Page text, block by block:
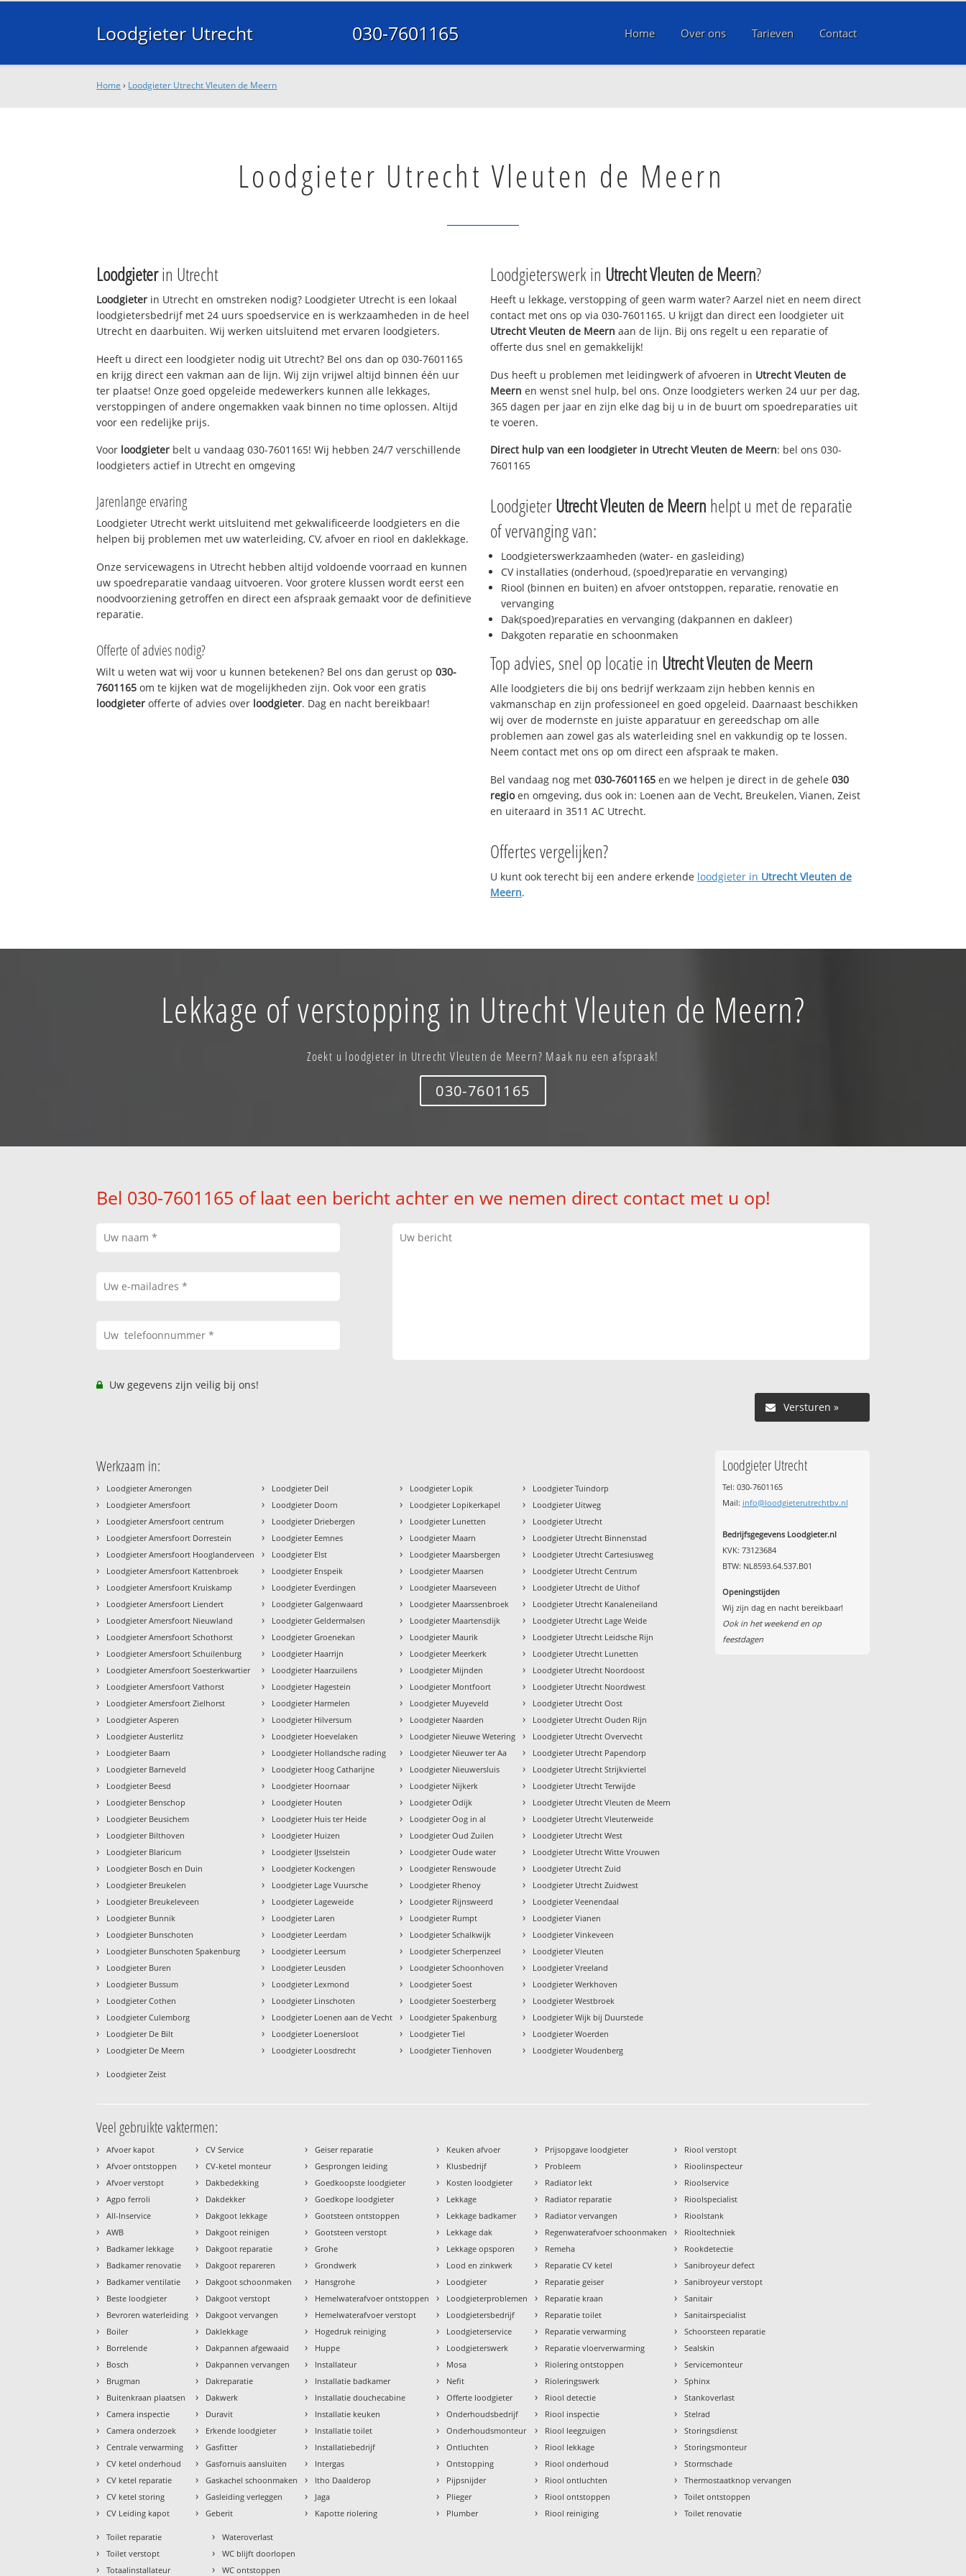
Loodgieter Utrecht 030-7601165 Home Over ons Tarieven Contact
Home › Loodgieter Utrecht Vleuten de Meern
Loodgieter Utrecht Vleuten de Meern
Loodgieterin Utrecht
Loodgieter in Utrecht en omstreken nodig? Loodgieter Utrecht is een lokaal
loodgietersbedrijf met 24 uurs spoedservice en is werkzaamheden in de heel
Utrecht en daarbuiten. Wij werken uitsluitend met ervaren loodgieters.
Heeft u direct een loodgieter nodig uit Utrecht? Bel ons dan op 030-7601165
en krijg direct een vakman aan de lijn. Wij zijn vrijwel altijd binnen één uur
ter plaatse! Onze goed opgeleide medewerkers kunnen alle lekkages,
verstoppingen of andere ongemakken vaak binnen no time oplossen. Altijd
voor een redelijke prijs.
Voor loodgieter belt u vandaag 030-7601165! Wij hebben 24/7 verschillende
loodgieters actief in Utrecht en omgeving
Jarenlange ervaring
Loodgieter Utrecht werkt uitsluitend met gekwalificeerde loodgieters en die
helpen bij problemen met uw waterleiding, CV, afvoer en riool en daklekkage.
Onze servicewagens in Utrecht hebben altijd voldoende voorraad en kunnen
uw spoedreparatie vandaag uitvoeren. Voor grotere klussen wordt eerst een
noodvoorziening getroffen en direct een afspraak gemaakt voor de definitieve
reparatie.
Offerte of advies nodig?
Wilt u weten wat wij voor u kunnen betekenen? Bel ons dan gerust op030-
7601165 om te kijken wat de mogelijkheden zijn. Ook voor een gratis
loodgieter offerte of advies over loodgieter. Dag en nacht bereikbaar!
Loodgieterswerk in Utrecht Vleuten de Meern?
Heeft u lekkage, verstopping of geen warm water? Aarzel niet en neem direct
contact met ons op via 030-7601165. U krijgt dan direct een loodgieter uit
Utrecht Vleuten de Meern aan de lijn. Bij ons regelt u een reparatie of
offerte dus snel en gemakkelijk!
Dus heeft u problemen met leidingwerk of afvoeren in Utrecht Vleuten de
Meern en wenst snel hulp, bel ons. Onze loodgieters werken 24 uur per dag,
365 dagen per jaar en zijn elke dag bij u in de buurt om spoedreparaties uit
te voeren.
Direct hulp van een loodgieter in Utrecht Vleuten de Meern: bel ons 030-
7601165
LoodgieterUtrecht Vleuten de Meern helpt u met de reparatie
of vervanging van:
Loodgieterswerkzaamheden (water- en gasleiding)
CV installaties (onderhoud, (spoed)reparatie en vervanging)
Riool (binnen en buiten) en afvoer ontstoppen, reparatie, renovatie en
vervanging
Dak(spoed)reparaties en vervanging (dakpannen en dakleer)
Dakgoten reparatie en schoonmaken
Top advies, snel op locatie in Utrecht Vleuten de Meern
Alle loodgieters die bij ons bedrijf werkzaam zijn hebben kennis en
vakmanschap en zijn professioneel en goed opgeleid. Daarnaast beschikken
wij over de modernste en juiste apparatuur en gereedschap om alle
problemen aan zowel gas als waterleiding snel en vakkundig op te lossen.
Neem contact met ons op om direct een afspraak te maken.
Bel vandaag nog met 030-7601165 en we helpen je direct in de gehele 030
regioen omgeving, dus ook in: Loenen aan de Vecht, Breukelen, Vianen, Zeist
en uiteraard in 3511 AC Utrecht.
Offertes vergelijken?
U kunt ook terecht bij een andere erkende loodgieter in Utrecht Vleuten de
Meern.
Lekkage of verstopping in Utrecht Vleuten de Meern?
Zoekt u loodgieter in Utrecht Vleuten de Meern? Maak nu een afspraak!
030-7601165
Bel 030-7601165 of laat een bericht achter en we nemen direct contact met u op!
Uw gegevens zijn veilig bij ons!
Versturen »
Werkzaam in:
› Loodgieter Amerongen
› Loodgieter Amersfoort
› Loodgieter Amersfoort centrum
› Loodgieter Amersfoort Dorrestein
› Loodgieter Amersfoort Hooglanderveen
› Loodgieter Amersfoort Kattenbroek
› Loodgieter Amersfoort Kruiskamp
› Loodgieter Amersfoort Liendert
› Loodgieter Amersfoort Nieuwland
› Loodgieter Amersfoort Schothorst
› Loodgieter Amersfoort Schuilenburg
› Loodgieter Amersfoort Soesterkwartier
› Loodgieter Amersfoort Vathorst
› Loodgieter Amersfoort Zielhorst
› Loodgieter Asperen
› Loodgieter Austerlitz
› Loodgieter Baarn
› Loodgieter Barneveld
› Loodgieter Beesd
› Loodgieter Benschop
› Loodgieter Beusichem
› Loodgieter Bilthoven
› Loodgieter Blaricum
› Loodgieter Bosch en Duin
› Loodgieter Breukelen
› Loodgieter Breukeleveen
› Loodgieter Bunnik
› Loodgieter Bunschoten
› Loodgieter Bunschoten Spakenburg
› Loodgieter Buren
› Loodgieter Bussum
› Loodgieter Cothen
› Loodgieter Culemborg
› Loodgieter De Bilt
› Loodgieter De Meern
› Loodgieter Deil
› Loodgieter Doorn
› Loodgieter Driebergen
› Loodgieter Eemnes
› Loodgieter Elst
› Loodgieter Enspeik
› Loodgieter Everdingen
› Loodgieter Galgenwaard
› Loodgieter Geldermalsen
› Loodgieter Groenekan
› Loodgieter Haarrijn
› Loodgieter Haarzuilens
› Loodgieter Hagestein
› Loodgieter Harmelen
› Loodgieter Hilversum
› Loodgieter Hoevelaken
› Loodgieter Hollandsche rading
› Loodgieter Hoog Catharijne
› Loodgieter Hoornaar
› Loodgieter Houten
› Loodgieter Huis ter Heide
› Loodgieter Huizen
› Loodgieter IJsselstein
› Loodgieter Kockengen
› Loodgieter Lage Vuursche
› Loodgieter Lageweide
› Loodgieter Laren
› Loodgieter Leerdam
› Loodgieter Leersum
› Loodgieter Leusden
› Loodgieter Lexmond
› Loodgieter Linschoten
› Loodgieter Loenen aan de Vecht
› Loodgieter Loenersloot
› Loodgieter Loosdrecht
› Loodgieter Lopik
› Loodgieter Lopikerkapel
› Loodgieter Lunetten
› Loodgieter Maarn
› Loodgieter Maarsbergen
› Loodgieter Maarsen
› Loodgieter Maarseveen
› Loodgieter Maarssenbroek
› Loodgieter Maartensdijk
› Loodgieter Maurik
› Loodgieter Meerkerk
› Loodgieter Mijnden
› Loodgieter Montfoort
› Loodgieter Muyeveld
› Loodgieter Naarden
› Loodgieter Nieuwe Wetering
› Loodgieter Nieuwer ter Aa
› Loodgieter Nieuwersluis
› Loodgieter Nijkerk
› Loodgieter Odijk
› Loodgieter Oog in al
› Loodgieter Oud Zuilen
› Loodgieter Oude water
› Loodgieter Renswoude
› Loodgieter Rhenoy
› Loodgieter Rijnsweerd
› Loodgieter Rumpt
› Loodgieter Schalkwijk
› Loodgieter Scherpenzeel
› Loodgieter Schoonhoven
› Loodgieter Soest
› Loodgieter Soesterberg
› Loodgieter Spakenburg
› Loodgieter Tiel
› Loodgieter Tienhoven
› Loodgieter Tuindorp
› Loodgieter Uitweg
› Loodgieter Utrecht
› Loodgieter Utrecht Binnenstad
› Loodgieter Utrecht Cartesiusweg
› Loodgieter Utrecht Centrum
› Loodgieter Utrecht de Uithof
› Loodgieter Utrecht Kanaleneiland
› Loodgieter Utrecht Lage Weide
› Loodgieter Utrecht Leidsche Rijn
› Loodgieter Utrecht Lunetten
› Loodgieter Utrecht Noordoost
› Loodgieter Utrecht Noordwest
› Loodgieter Utrecht Oost
› Loodgieter Utrecht Ouden Rijn
› Loodgieter Utrecht Overvecht
› Loodgieter Utrecht Papendorp
› Loodgieter Utrecht Strijkviertel
› Loodgieter Utrecht Terwijde
› Loodgieter Utrecht Vleuten de Meern
› Loodgieter Utrecht Vleuterweide
› Loodgieter Utrecht West
› Loodgieter Utrecht Witte Vrouwen
› Loodgieter Utrecht Zuid
› Loodgieter Utrecht Zuidwest
› Loodgieter Veenendaal
› Loodgieter Vianen
› Loodgieter Vinkeveen
› Loodgieter Vleuten
› Loodgieter Vreeland
› Loodgieter Werkhoven
› Loodgieter Westbroek
› Loodgieter Wijk bij Duurstede
› Loodgieter Woerden
› Loodgieter Woudenberg
› Loodgieter Zeist
Loodgieter Utrecht
Tel: 030-7601165
Mail: info@loodgieterutrechtbv.nl
Bedrijfsgegevens Loodgieter.nl
KVK: 73123684
BTW: NL8593.64.537.B01
Openingstijden
Wij zijn dag en nacht bereikbaar!
Ook in het weekend en op
feestdagen
Veel gebruikte vaktermen:
› Afvoer kapot
› Afvoer ontstoppen
› Afvoer verstopt
› Agpo ferroli
› All-Inservice
› AWB
› Badkamer lekkage
› Badkamer renovatie
› Badkamer ventilatie
› Beste loodgieter
› Bevroren waterleiding
› Boiler
› Borrelende
› Bosch
› Brugman
› Buitenkraan plaatsen
› Camera inspectie
› Camera onderzoek
› Centrale verwarming
› CV ketel onderhoud
› CV ketel reparatie
› CV ketel storing
› CV Leiding kapot
› CV Service
› CV-ketel monteur
› Dakbedekking
› Dakdekker
› Dakgoot lekkage
› Dakgoot reinigen
› Dakgoot reparatie
› Dakgoot repareren
› Dakgoot schoonmaken
› Dakgoot verstopt
› Dakgoot vervangen
› Daklekkage
› Dakpannen afgewaaid
› Dakpannen vervangen
› Dakreparatie
› Dakwerk
› Duravit
› Erkende loodgieter
› Gasfitter
› Gasfornuis aansluiten
› Gaskachel schoonmaken
› Gasleiding verleggen
› Geberit
› Geiser reparatie
› Gesprongen leiding
› Goedkoopste loodgieter
› Goedkope loodgieter
› Gootsteen ontstoppen
› Gootsteen verstopt
› Grohe
› Grondwerk
› Hansgrohe
› Hemelwaterafvoer ontstoppen
› Hemelwaterafvoer verstopt
› Hogedruk reiniging
› Huppe
› Installateur
› Installatie badkamer
› Installatie douchecabine
› Installatie keuken
› Installatie toilet
› Installatiebedrijf
› Intergas
› Itho Daalderop
› Jaga
› Kapotte riolering
› Keuken afvoer
› Klusbedrijf
› Kosten loodgieter
› Lekkage
› Lekkage badkamer
› Lekkage dak
› Lekkage opsporen
› Lood en zinkwerk
› Loodgieter
› Loodgieterproblemen
› Loodgietersbedrijf
› Loodgieterservice
› Loodgieterswerk
› Mosa
› Nefit
› Offerte loodgieter
› Onderhoudsbedrijf
› Onderhoudsmonteur
› Ontluchten
› Ontstopping
› Pijpsnijder
› Plieger
› Plumber
› Prijsopgave loodgieter
› Probleem
› Radiator lekt
› Radiator reparatie
› Radiator vervangen
› Regenwaterafvoer schoonmaken
› Remeha
› Reparatie CV ketel
› Reparatie geiser
› Reparatie kraan
› Reparatie toilet
› Reparatie verwarming
› Reparatie vloerverwarming
› Riolering ontstoppen
› Rioleringswerk
› Riool detectie
› Riool inspectie
› Riool leegzuigen
› Riool lekkage
› Riool onderhoud
› Riool ontluchten
› Riool ontstoppen
› Riool reiniging
› Riool verstopt
› Rioolinspecteur
› Rioolservice
› Rioolspecialist
› Rioolstank
› Riooltechniek
› Rookdetectie
› Sanibroyeur defect
› Sanibroyeur verstopt
› Sanitair
› Sanitairspecialist
› Schoorsteen reparatie
› Sealskin
› Servicemonteur
› Sphinx
› Stankoverlast
› Stelrad
› Storingsdienst
› Storingsmonteur
› Stormschade
› Thermostaatknop vervangen
› Toilet ontstoppen
› Toilet renovatie
› Toilet reparatie
› Toilet verstopt
› Totaalinstallateur
› Wateroverlast
› WC blijft doorlopen
› WC ontstoppen